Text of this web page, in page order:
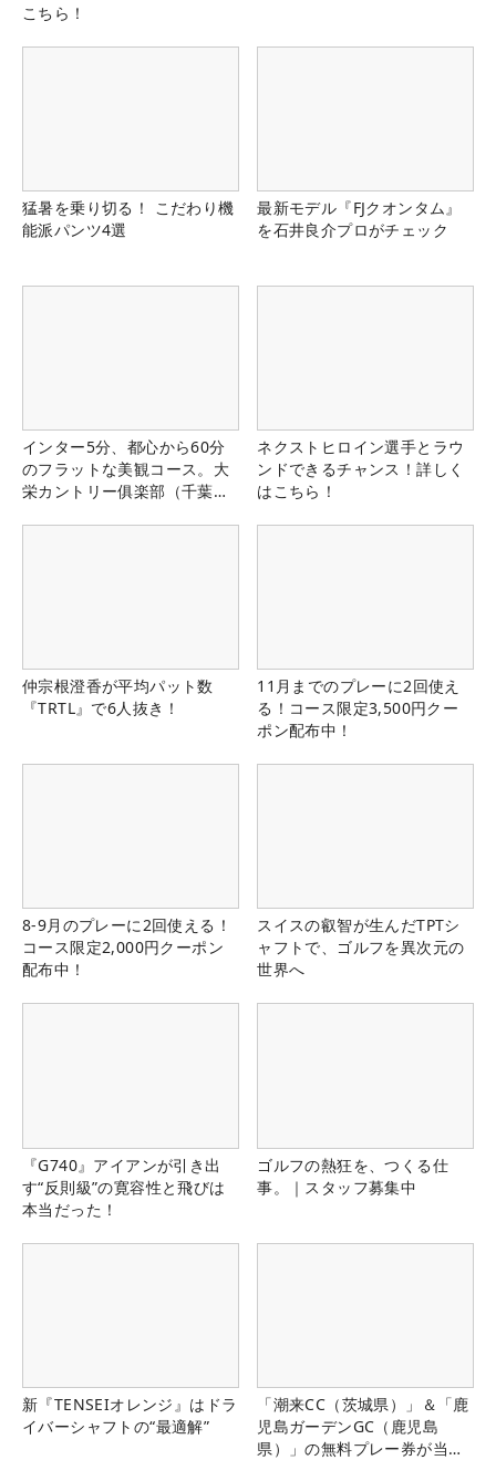
こちら！
猛暑を乗り切る！ こだわり機
能派パンツ4選
最新モデル『FJクオンタム』
を石井良介プロがチェック
インター5分、都心から60分
のフラットな美観コース。大
栄カントリー俱楽部（千葉
ネクストヒロイン選手とラウ
ンドできるチャンス！詳しく
はこちら！
仲宗根澄香が平均パット数
『TRTL』で6人抜き！
11月までのプレーに2回使え
る！コース限定3,500円クー
ポン配布中！
8-9月のプレーに2回使える！
コース限定2,000円クーポン
配布中！
スイスの叡智が生んだTPTシ
ャフトで、ゴルフを異次元の
世界へ
『G740』アイアンが引き出
す“反則級”の寛容性と飛びは
本当だった！
ゴルフの熱狂を、つくる仕
事。｜スタッフ募集中
新『TENSEIオレンジ』はドラ
イバーシャフトの“最適解”
「潮来CC（茨城県）」＆「鹿
児島ガーデンGC（鹿児島
県）」の無料プレー券が当た